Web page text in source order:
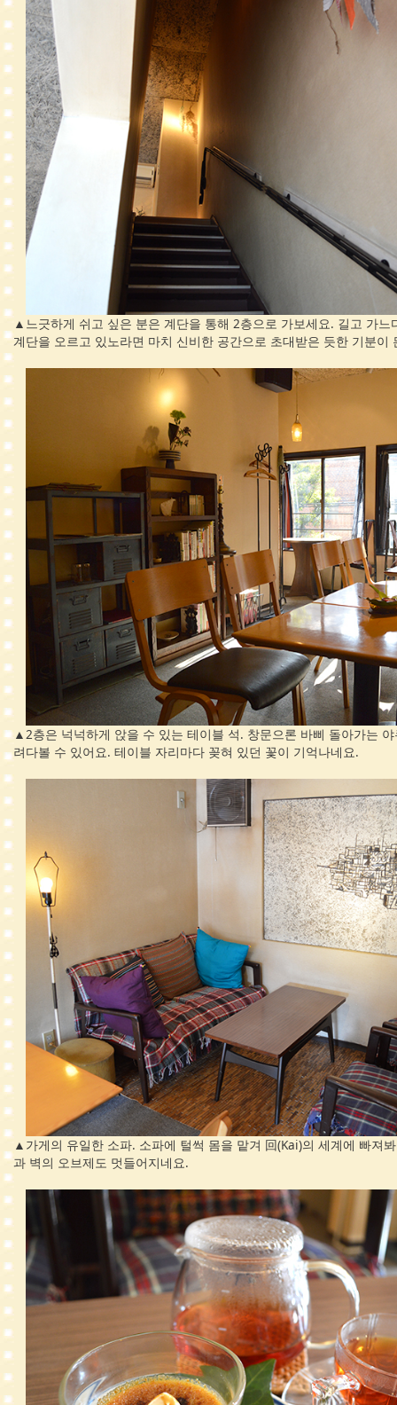
▲느긋하게 쉬고 싶은 분은 계단을 통해 2층으로 가보세요. 길고 가느
계단을 오르고 있노라면 마치 신비한 공간으로 초대받은 듯한 기분이
▲2층은 넉넉하게 앉을 수 있는 테이블 석. 창문으론 바삐 돌아가는
려다볼 수 있어요. 테이블 자리마다 꽂혀 있던 꽃이 기억나네요.
▲가게의 유일한 소파. 소파에 털썩 몸을 맡겨 回(Kai)의 세계에 빠져
과 벽의 오브제도 멋들어지네요.